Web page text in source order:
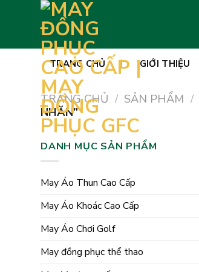
TRANG CHỦ GIỚI THIỆU
TRANG CHỦ / SẢN PHẨM /
NHĂN”
DANH MỤC SẢN PHẨM
May Áo Thun Cao Cấp
May Áo Khoác Cao Cấp
May Áo Chơi Golf
May đồng phục thể thao